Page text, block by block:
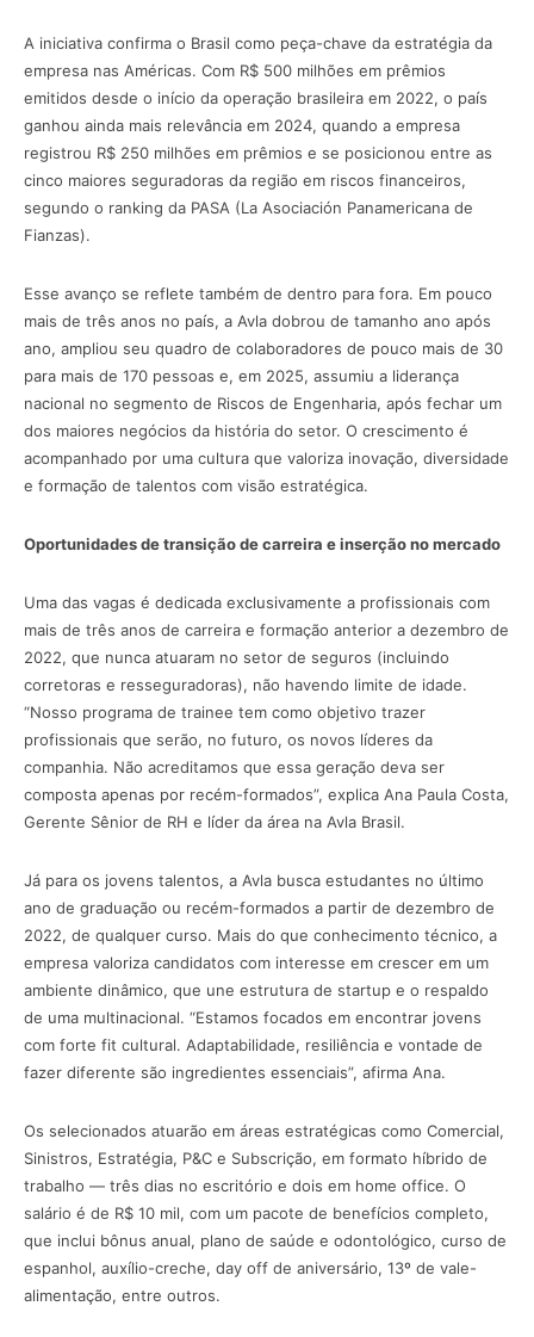
A iniciativa confirma o Brasil como peça-chave da estratégia da
empresa nas Américas. Com R$ 500 milhões em prêmios
emitidos desde o início da operação brasileira em 2022, o país
ganhou ainda mais relevância em 2024, quando a empresa
registrou R$ 250 milhões em prêmios e se posicionou entre as
cinco maiores seguradoras da região em riscos financeiros,
segundo o ranking da PASA (La Asociación Panamericana de
Fianzas).
Esse avanço se reflete também de dentro para fora. Em pouco
mais de três anos no país, a Avla dobrou de tamanho ano após
ano, ampliou seu quadro de colaboradores de pouco mais de 30
para mais de 170 pessoas e, em 2025, assumiu a liderança
nacional no segmento de Riscos de Engenharia, após fechar um
dos maiores negócios da história do setor. O crescimento é
acompanhado por uma cultura que valoriza inovação, diversidade
e formação de talentos com visão estratégica.
Oportunidades de transição de carreira e inserção no mercado
Uma das vagas é dedicada exclusivamente a profissionais com
mais de três anos de carreira e formação anterior a dezembro de
2022, que nunca atuaram no setor de seguros (incluindo
corretoras e resseguradoras), não havendo limite de idade.
“Nosso programa de trainee tem como objetivo trazer
profissionais que serão, no futuro, os novos líderes da
companhia. Não acreditamos que essa geração deva ser
composta apenas por recém-formados”, explica Ana Paula Costa,
Gerente Sênior de RH e líder da área na Avla Brasil.
Já para os jovens talentos, a Avla busca estudantes no último
ano de graduação ou recém-formados a partir de dezembro de
2022, de qualquer curso. Mais do que conhecimento técnico, a
empresa valoriza candidatos com interesse em crescer em um
ambiente dinâmico, que une estrutura de startup e o respaldo
de uma multinacional. “Estamos focados em encontrar jovens
com forte fit cultural. Adaptabilidade, resiliência e vontade de
fazer diferente são ingredientes essenciais”, afirma Ana.
Os selecionados atuarão em áreas estratégicas como Comercial,
Sinistros, Estratégia, P&C e Subscrição, em formato híbrido de
trabalho — três dias no escritório e dois em home office. O
salário é de R$ 10 mil, com um pacote de benefícios completo,
que inclui bônus anual, plano de saúde e odontológico, curso de
espanhol, auxílio-creche, day off de aniversário, 13º de vale-
alimentação, entre outros.